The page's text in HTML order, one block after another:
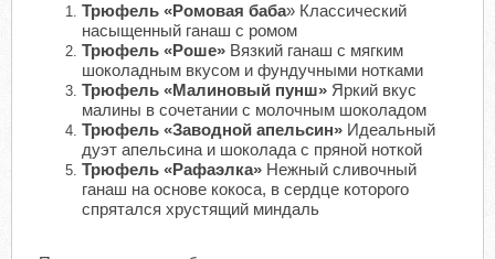
Трюфель «Ромовая баба» Классический
насыщенный ганаш с ромом
Трюфель «Роше» Вязкий ганаш с мягким
шоколадным вкусом и фундучными нотками
Трюфель «Малиновый пунш» Яркий вкус
малины в сочетании с молочным шоколадом
Трюфель «Заводной апельсин» Идеальный
дуэт апельсина и шоколада с пряной ноткой
Трюфель «Рафаэлка» Нежный сливочный
ганаш на основе кокоса, в сердце которого
спрятался хрустящий миндаль